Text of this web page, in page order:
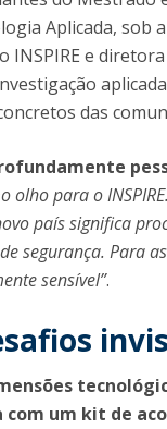
Aplicada, sob
e
das
para o
país significa
segurança. Para
sensível”.
um kit de